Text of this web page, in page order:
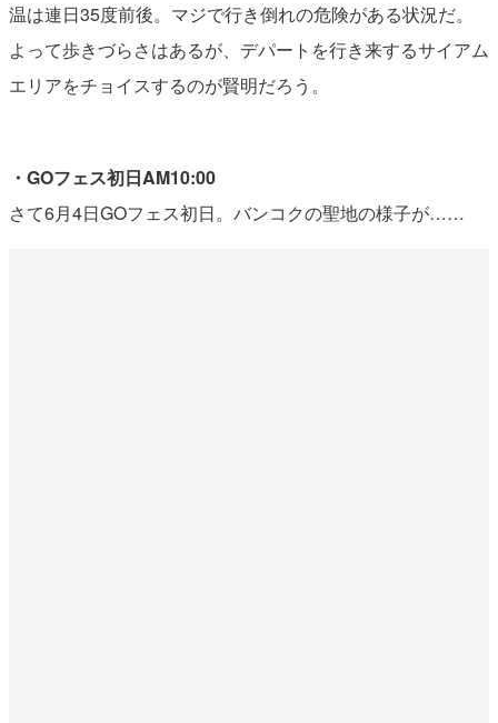
温は連日35度前後。マジで行き倒れの危険がある状況だ。
よって歩きづらさはあるが、デパートを行き来するサイアム
エリアをチョイスするのが賢明だろう。
・GOフェス初日AM10:00
さて6月4日GOフェス初日。バンコクの聖地の様子が……